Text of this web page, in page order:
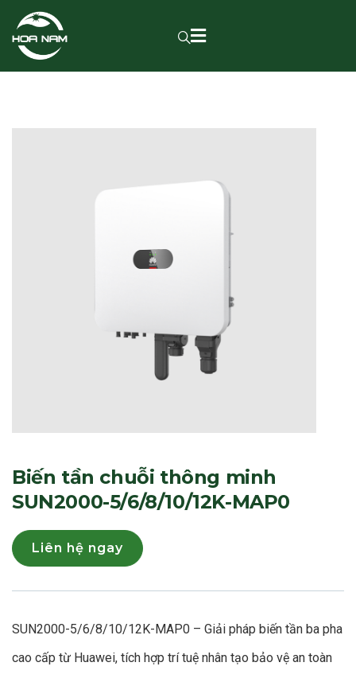
Biến tần chuỗi thông minh
SUN2000-5/6/8/10/12K-MAP0
Liên hệ ngay
SUN2000-5/6/8/10/12K-MAP0 – Giải pháp biến tần ba pha
cao cấp từ Huawei, tích hợp trí tuệ nhân tạo bảo vệ an toàn